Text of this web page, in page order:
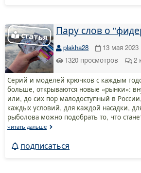
Пару слов о
plakha28
13 мая 2023
1320 просмотров 2
Серий и моделей крючков с каждым
больше, открываются новые «рынки»:
или, до сих пор малодоступный в
каждых условий, для каждой насадки,
рыболова можно подобрать то, что
читать дальше
подписаться